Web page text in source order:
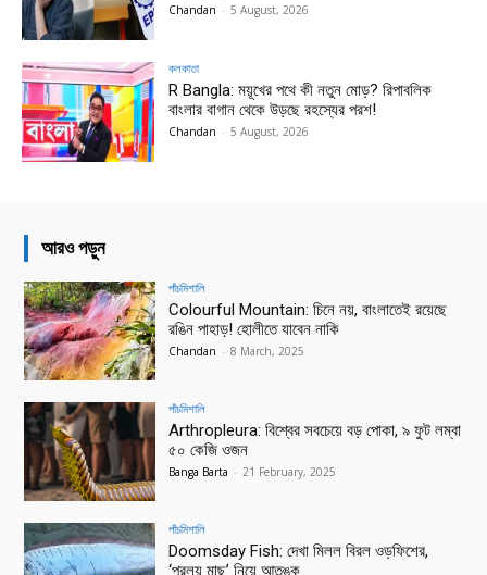
Chandan - 5 August, 2026
কলকাতা
R Bangla: ময়ূখের পথে কী নতুন মোড়? রিপাবলিক
বাংলার বাগান থেকে উড়ছে রহস্যের পরশ!
Chandan - 5 August, 2026
আরও পড়ুন
পাঁচমিশালি
Colourful Mountain: চিনে নয়, বাংলাতেই রয়েছে
রঙিন পাহাড়! হোলীতে যাবেন নাকি
Chandan - 8 March, 2025
পাঁচমিশালি
Arthropleura: বিশ্বের সবচেয়ে বড় পোকা, ৯ ফুট লম্বা
৫০ কেজি ওজন
Banga Barta - 21 February, 2025
পাঁচমিশালি
Doomsday Fish: দেখা মিলল বিরল ওড়ফিশের,
‘প্রলয় মাছ’ নিয়ে আতঙ্ক